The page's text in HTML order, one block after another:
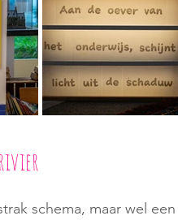
schema, maar wel